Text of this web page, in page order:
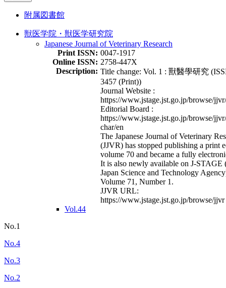
附属図書館
獣医学院・獣医学研究院
Japanese Journal of Veterinary Research
Print ISSN: 0047-1917
Online ISSN: 2758-447X
Description: Title change: Vol. 1 : 獸醫學研究
3457 (Print))
Journal Website :
https://www.jstage.jst.go.jp/browse/
Editorial Board :
https://www.jstage.jst.go.jp/browse/
char/en
The Japanese Journal of Veterinary
(JJVR) has stopped publishing a print
volume 70 and became a fully
It is also newly available on J-STAGE
Japan Science and Technology
Volume 71, Number 1.
JJVR URL:
https://www.jstage.jst.go.jp/browse/jjvr
Vol.44
No.1
No.4
No.3
No.2